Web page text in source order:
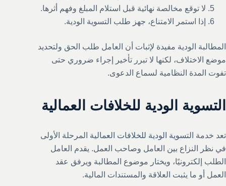
لا توقع مخالصة نهائية قبل استلام المبلغ وفهم أثرها.
إذا استمر الامتناع، جهز طلب التسوية الودية.
المطالبة الودية مفيدة لإثبات أن العامل طلب الحق ولتحديد
موضع الاختلاف، لكنها لا تبرر تأخير إجراء ضروري حتى
تفوت المدة النظامية لسماع الدعوى.
التسوية الودية للخلافات العمالية
تعد خدمة التسوية الودية للخلافات العمالية المرحلة الأولى
في نظر النزاع بين العامل وصاحب العمل. يقدم العامل
الطلب إلكترونيًا، ويختار موضوع المطالبة ويرفق عقد
العمل أو ما يثبت العلاقة والمستندات المالية.